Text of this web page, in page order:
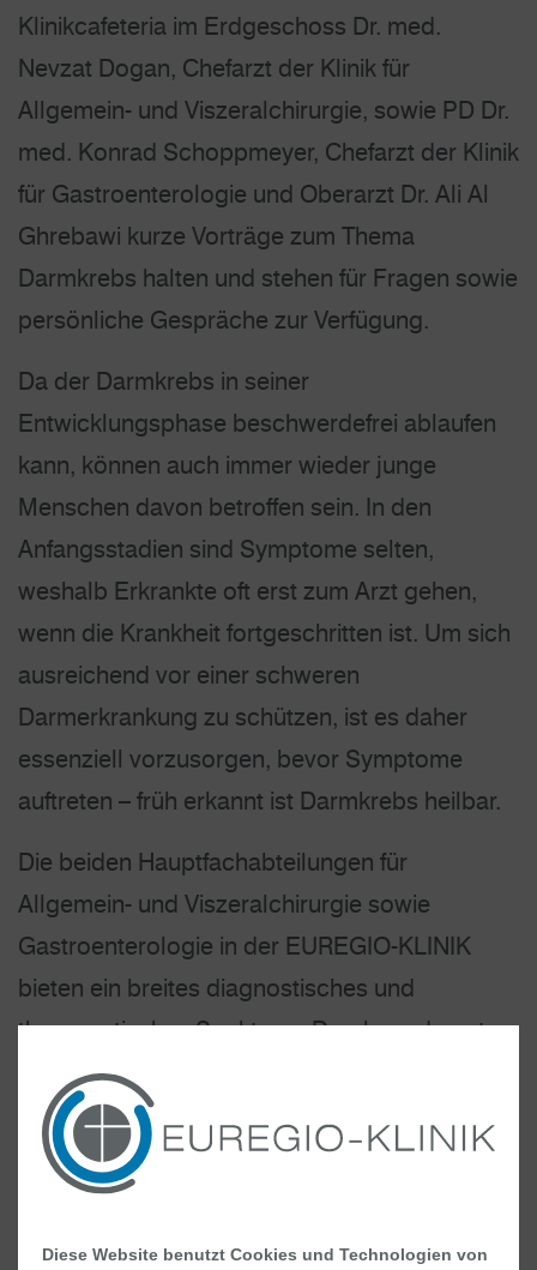
Klinikcafeteria im Erdgeschoss Dr. med.
Nevzat Dogan, Chefarzt der Klinik für
Allgemein- und Viszeralchirurgie, sowie PD Dr.
med. Konrad Schoppmeyer, Chefarzt der Klinik
für Gastroenterologie und Oberarzt Dr. Ali Al
Ghrebawi kurze Vorträge zum Thema
Darmkrebs halten und stehen für Fragen sowie
persönliche Gespräche zur Verfügung.
Da der Darmkrebs in seiner
Entwicklungsphase beschwerdefrei ablaufen
kann, können auch immer wieder junge
Menschen davon betroffen sein. In den
Anfangsstadien sind Symptome selten,
weshalb Erkrankte oft erst zum Arzt gehen,
wenn die Krankheit fortgeschritten ist. Um sich
ausreichend vor einer schweren
Darmerkrankung zu schützen, ist es daher
essenziell vorzusorgen, bevor Symptome
auftreten – früh erkannt ist Darmkrebs heilbar.
Die beiden Hauptfachabteilungen für
Allgemein- und Viszeralchirurgie sowie
Gastroenterologie in der EUREGIO-KLINIK
bieten ein breites diagnostisches und
therapeutisches Spektrum. Durch modernste
Ausstattung der Kliniken unter anderem auch
eine KI unterstützte Darmspiegelung und
durch die hohe Erfahrung der Teams können
viele Patienten rechtzeitig und minimalinvasiv
Diese Website benutzt Cookies und Technologien von